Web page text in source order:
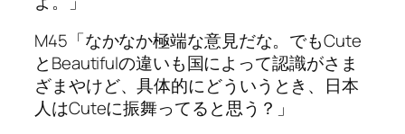
M45「なかなか極端な意見だな。でもCute
とBeautifulの違いも国によって認識がさま
ざまやけど、具体的にどういうとき、日本
人はCuteに振舞ってると思う？」